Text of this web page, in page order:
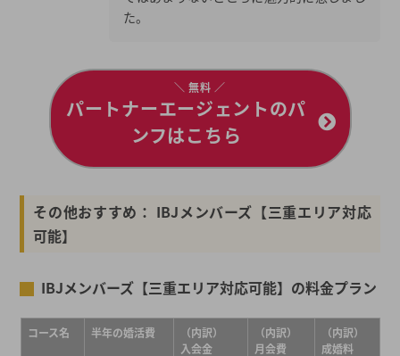
た。
＼ 無料 ／
パートナーエージェントのパ
ンフはこちら
その他おすすめ： IBJメンバーズ【三重エリア対応
可能】
IBJメンバーズ【三重エリア対応可能】の料金プラン
コース名 半年の婚活費
（内訳）
入会金
（内訳）
月会費
（内訳）
成婚料